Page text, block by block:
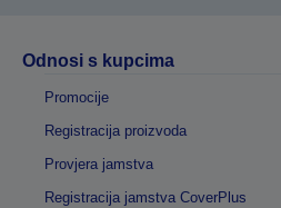
Odnosi s kupcima
Promocije
Registracija proizvoda
Provjera jamstva
Registracija jamstva CoverPlus